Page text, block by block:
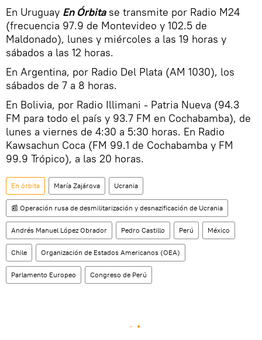
En Uruguay En Órbitase transmite por Radio M24
(frecuencia 97.9 de Montevideo y 102.5 de
Maldonado), lunes y miércoles a las 19 horas y
sábados a las 12 horas.
En Argentina, por Radio Del Plata (AM 1030), los
sábados de 7 a 8 horas.
En Bolivia, por Radio Illimani - Patria Nueva (94.3
FM para todo el país y 93.7 FM en Cochabamba), de
lunes a viernes de 4:30 a 5:30 horas. En Radio
Kawsachun Coca (FM 99.1 de Cochabamba y FM
99.9 Trópico), a las 20 horas.
En órbita María Zajárova Ucrania
📰 Operación rusa de desmilitarización y desnazificación de Ucrania
Andrés Manuel López Obrador Pedro Castillo Perú México
Chile Organización de Estados Americanos (OEA)
Parlamento Europeo Congreso de Perú